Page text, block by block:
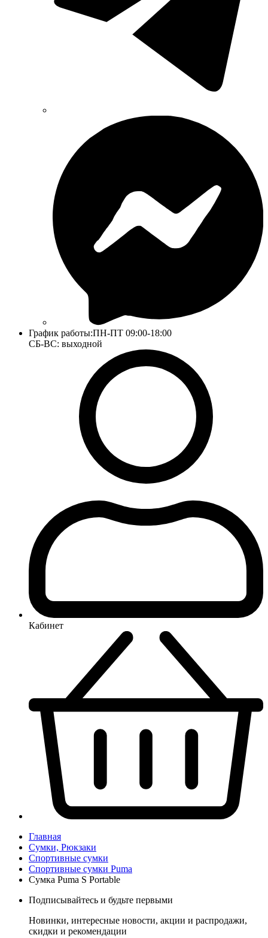
График работы:ПН-ПТ 09:00-18:00
СБ-ВС: выходной
Кабинет
Главная
Сумки, Рюкзаки
Спортивные сумки
Спортивные сумки Puma
Сумка Puma S Portable
Подписывайтесь и будьте первыми
Новинки, интересные новости, акции и распродажи,
скидки и рекомендации